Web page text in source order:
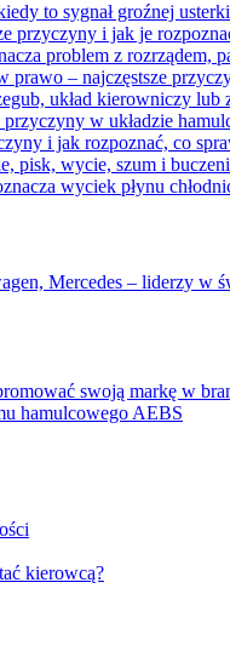
to sygnał groźnej usterki
przyczyny i jak je
problem z rozrządem,
– najczęstsze
układ kierowniczy
w układzie
i jak rozpoznać, co
pisk, wycie, szum i
wyciek płynu
Mercedes – liderzy w
swoją markę w
hamulcowego AEBS
kierowcą?